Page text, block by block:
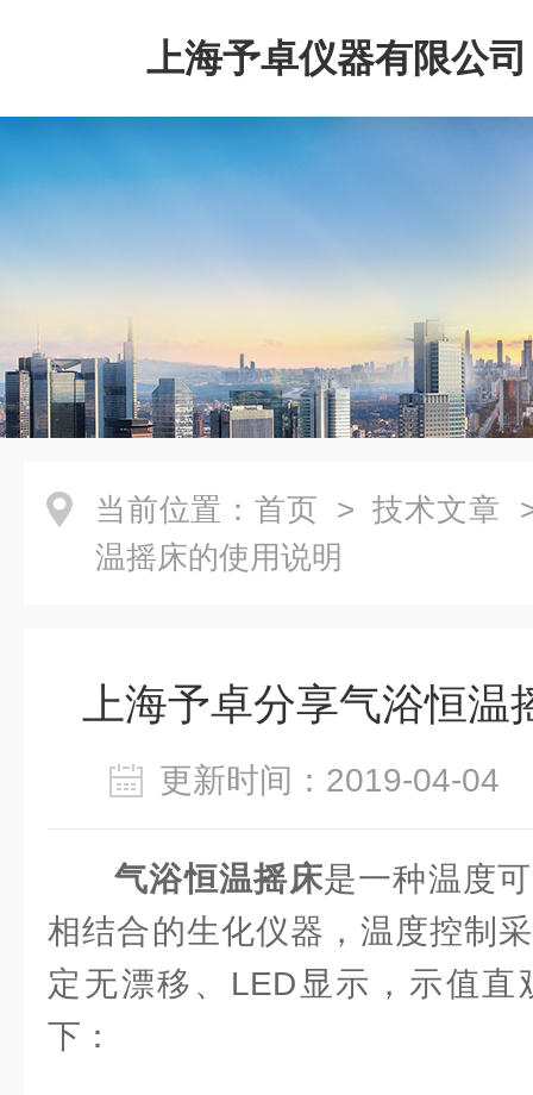
上海予卓仪器有限公司
当前位置： 首页 > 技术文章
温摇床的使用说明
上海予卓分享气浴恒
更新时间：2019-04-
气浴恒温摇床是一种温度
相结合的生化仪器，温度控制
定无漂移、LED显示，示值
下：